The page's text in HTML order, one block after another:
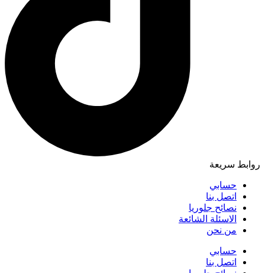
روابط سريعة
حسابي
اتصل بنا
نصائح جلوريا
الاسئلة الشائعة
من نحن
حسابي
اتصل بنا